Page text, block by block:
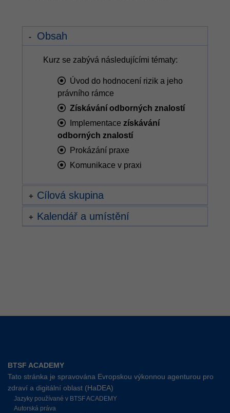
Obsah
Kurz se zabývá následujícími tématy:
Úvod do hodnocení rizik a jeho
právního rámce
Získávání odborných znalostí
Implementace získávání
odborných znalostí
Prokázání praxe
Komunikace v praxi
Cílová skupina
Kalendář a umístění
BTSF ACADEMY
Tato stránka je spravována Evropskou výkonnou agenturou pro
zdraví a digitální oblast (HaDEA)
Jazyky používané v BTSF ACADEMY
Autorská práva